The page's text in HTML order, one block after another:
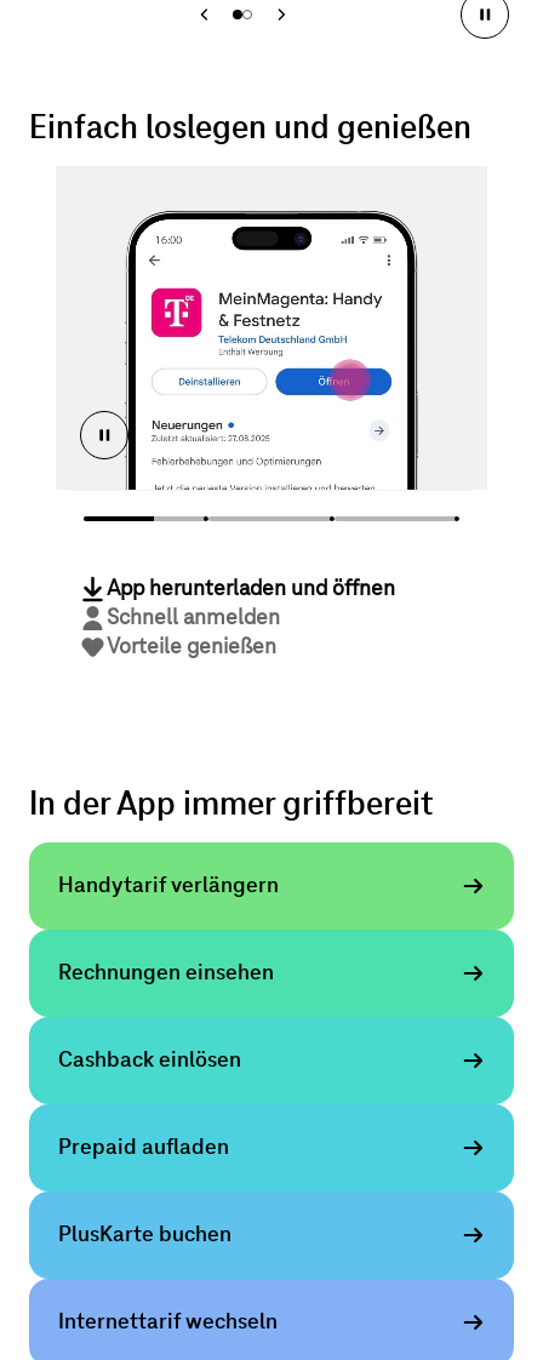
Einfach loslegen und genießen
App herunterladen und öffnen
Schnell anmelden
Vorteile genießen
In der App immer griffbereit
Handytarif verlängern
Rech­nungen einsehen
Cashback einlösen
Prepaid aufladen
PlusKarte buchen
Internet­tarif wechseln